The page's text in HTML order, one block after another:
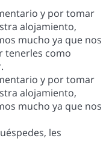
y por tomar
alojamiento,
mucho ya que nos
tenerles como
y por tomar
alojamiento,
mucho ya que nos
les